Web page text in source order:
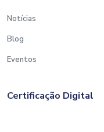
Notícias
Blog
Eventos
Certificação Digital